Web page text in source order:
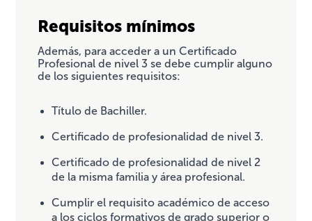
Requisitos mínimos
Además, para acceder a un Certificado
Profesional de nivel 3 se debe cumplir alguno
de los siguientes requisitos:
Título de Bachiller.
Certificado de profesionalidad de nivel 3.
Certificado de profesionalidad de nivel 2
de la misma familia y área profesional.
Cumplir el requisito académico de acceso
a los ciclos formativos de grado superior o